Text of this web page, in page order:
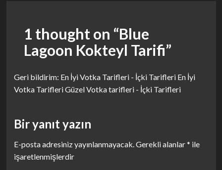
1 thought on “Blue
Lagoon Kokteyl Tarifi”
Geri bildirim: En İyi Votka Tarifleri - İçki Tarifleri En İyi
Votka Tarifleri Güzel Votka tarifleri - İçki Tarifleri
Bir yanıt yazın
E-posta adresiniz yayınlanmayacak.Gerekli alanlar* ile
işaretlenmişlerdir